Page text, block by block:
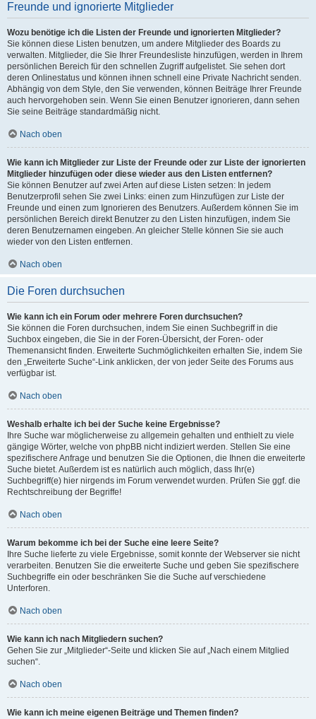
Freunde und ignorierte Mitglieder
Wozu benötige ich die Listen der Freunde und ignorierten Mitglieder?
Sie können diese Listen benutzen, um andere Mitglieder des Boards zu
verwalten. Mitglieder, die Sie Ihrer Freundesliste hinzufügen, werden in Ihrem
persönlichen Bereich für den schnellen Zugriff aufgelistet. Sie sehen dort
deren Onlinestatus und können ihnen schnell eine Private Nachricht senden.
Abhängig von dem Style, den Sie verwenden, können Beiträge Ihrer Freunde
auch hervorgehoben sein. Wenn Sie einen Benutzer ignorieren, dann sehen
Sie seine Beiträge standardmäßig nicht.
Nach oben
Wie kann ich Mitglieder zur Liste der Freunde oder zur Liste der ignorierten
Mitglieder hinzufügen oder diese wieder aus den Listen entfernen?
Sie können Benutzer auf zwei Arten auf diese Listen setzen: In jedem
Benutzerprofil sehen Sie zwei Links: einen zum Hinzufügen zur Liste der
Freunde und einen zum Ignorieren des Benutzers. Außerdem können Sie im
persönlichen Bereich direkt Benutzer zu den Listen hinzufügen, indem Sie
deren Benutzernamen eingeben. An gleicher Stelle können Sie sie auch
wieder von den Listen entfernen.
Nach oben
Die Foren durchsuchen
Wie kann ich ein Forum oder mehrere Foren durchsuchen?
Sie können die Foren durchsuchen, indem Sie einen Suchbegriff in die
Suchbox eingeben, die Sie in der Foren-Übersicht, der Foren- oder
Themenansicht finden. Erweiterte Suchmöglichkeiten erhalten Sie, indem Sie
den „Erweiterte Suche“-Link anklicken, der von jeder Seite des Forums aus
verfügbar ist.
Nach oben
Weshalb erhalte ich bei der Suche keine Ergebnisse?
Ihre Suche war möglicherweise zu allgemein gehalten und enthielt zu viele
gängige Wörter, welche von phpBB nicht indiziert werden. Stellen Sie eine
spezifischere Anfrage und benutzen Sie die Optionen, die Ihnen die erweiterte
Suche bietet. Außerdem ist es natürlich auch möglich, dass Ihr(e)
Suchbegriff(e) hier nirgends im Forum verwendet wurden. Prüfen Sie ggf. die
Rechtschreibung der Begriffe!
Nach oben
Warum bekomme ich bei der Suche eine leere Seite?
Ihre Suche lieferte zu viele Ergebnisse, somit konnte der Webserver sie nicht
verarbeiten. Benutzen Sie die erweiterte Suche und geben Sie spezifischere
Suchbegriffe ein oder beschränken Sie die Suche auf verschiedene
Unterforen.
Nach oben
Wie kann ich nach Mitgliedern suchen?
Gehen Sie zur „Mitglieder“-Seite und klicken Sie auf „Nach einem Mitglied
suchen“.
Nach oben
Wie kann ich meine eigenen Beiträge und Themen finden?